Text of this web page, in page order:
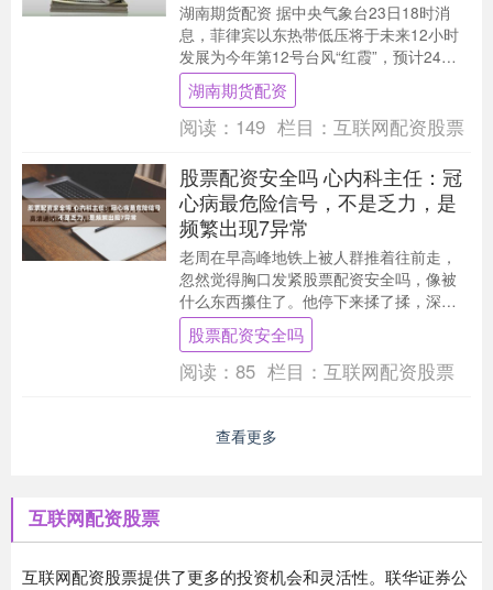
湖南期货配资 据中央气象台23日18时消
息，菲律宾以东热带低压将于未来12小时
发展为今年第12号台风“红霞”，预计24日
夜间至25日凌晨移入南海东北部海面，向
粤....
湖南期货配资
阅读： 149 栏目： 互联网配资股票
股票配资安全吗 心内科主任：冠
心病最危险信号，不是乏力，是
频繁出现7异常
老周在早高峰地铁上被人群推着往前走，
忽然觉得胸口发紧股票配资安全吗，像被
什么东西攥住了。他停下来揉了揉，深呼
吸几下，两三分钟后那股不适感就散了。
他没当回事，只....
股票配资安全吗
阅读： 85 栏目： 互联网配资股票
查看更多
互联网配资股票
互联网配资股票提供了更多的投资机会和灵活性。联华证券公